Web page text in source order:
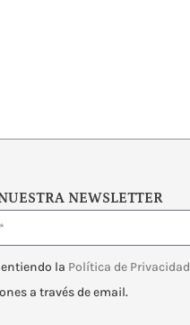
NEWSLETTER
la Política de Privacidad
a través de email.